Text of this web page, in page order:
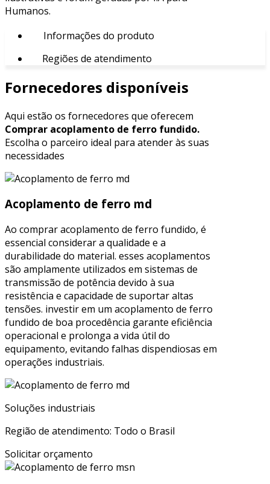
Humanos.
Informações do produto
Regiões de atendimento
Fornecedores disponíveis
Aqui estão os fornecedores que oferecem
Comprar acoplamento de ferro fundido.
Escolha o parceiro ideal para atender às suas
necessidades
Acoplamento de ferro md
Ao comprar acoplamento de ferro fundido, é
essencial considerar a qualidade e a
durabilidade do material. esses acoplamentos
são amplamente utilizados em sistemas de
transmissão de potência devido à sua
resistência e capacidade de suportar altas
tensões. investir em um acoplamento de ferro
fundido de boa procedência garante eficiência
operacional e prolonga a vida útil do
equipamento, evitando falhas dispendiosas em
operações industriais.
Soluções industriais
Região de atendimento: Todo o Brasil
Solicitar orçamento